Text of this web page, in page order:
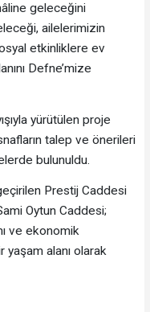
geleceğini
ailelerimizin
etkinliklere ev
Defne’mize
yürütülen proje
talep ve önerileri
bulunuldu.
Prestij Caddesi
Oytun Caddesi;
ve ekonomik
alanı olarak